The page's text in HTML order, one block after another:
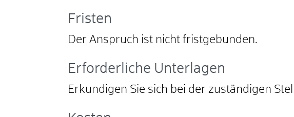
Fristen
Der Anspruch ist nicht fristgebunden.
Erforderliche Unterlagen
Erkundigen Sie sich bei der zuständigen